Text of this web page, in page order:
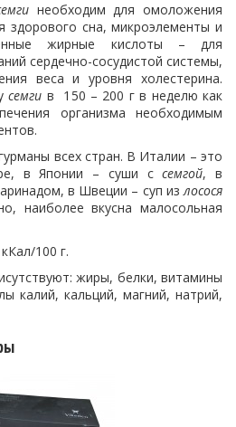
необходим для омоложения
здорового сна, микроэлементы и
жирные кислоты – для
сердечно-сосудистой системы,
веса и уровня холестерина.
семги в 150 – 200 г в неделю как
организма необходимым
всех стран. В Италии – это
в Японии – суши ссемгой, в
в Швеции – суп излосося
наиболее вкусна малосольная
100 г.
жиры, белки, витамины
калий, кальций, магний, натрий,